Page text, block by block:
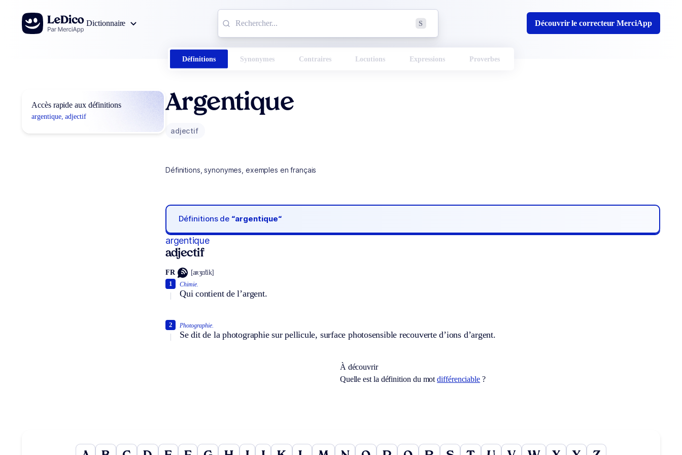
Aller au contenu
Dictionnaire
S Découvrir le correcteur MerciApp
Définitions Synonymes Contraires Locutions Expressions Proverbes
Accès rapide aux définitions
argentique, adjectif
Argentique
adjectif
Définitions, synonymes, exemples en français
Définitions de “argentique“
argentique
adjectif
FR [aʀʒɑ̃tik]
Chimie.
Qui contient de l’argent.
1
Photographie.
Se dit de la photographie sur pellicule, surface photosensible recouverte d’ions d’argent.
2
À découvrir
Quelle est la définition du motdifférenciable ?